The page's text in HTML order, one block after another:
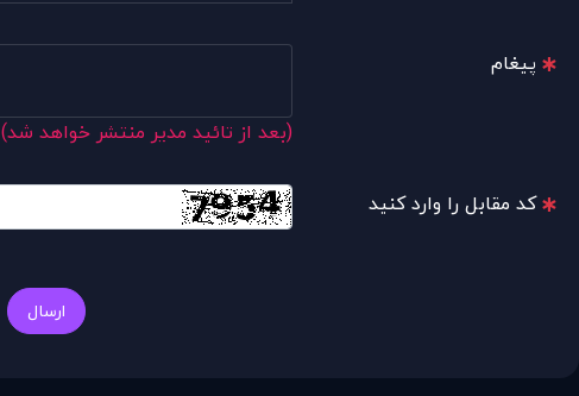
پیغام
(بعد از تائید مدیر منتشر خواهد شد)
کد مقابل را وارد کنید
ارسال